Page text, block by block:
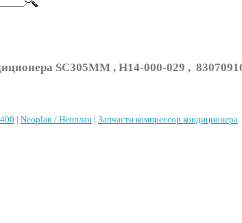
SC305MM , H14-000-029 ,
| Neoplan / Неоплан | Запчасти компрессор кондиционера